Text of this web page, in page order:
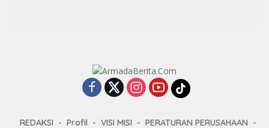
REDAKSI Profil VISI MISI PERATURAN PERUSAHAAN